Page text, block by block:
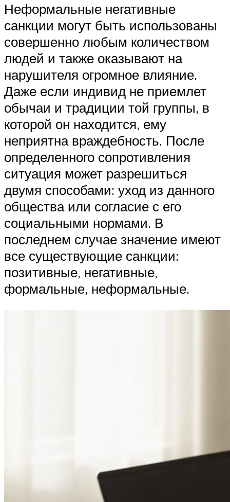
Неформальные негативные
санкции могут быть использованы
совершенно любым количеством
людей и также оказывают на
нарушителя огромное влияние.
Даже если индивид не приемлет
обычаи и традиции той группы, в
которой он находится, ему
неприятна враждебность. После
определенного сопротивления
ситуация может разрешиться
двумя способами: уход из данного
общества или согласие с его
социальными нормами. В
последнем случае значение имеют
все существующие санкции:
позитивные, негативные,
формальные, неформальные.